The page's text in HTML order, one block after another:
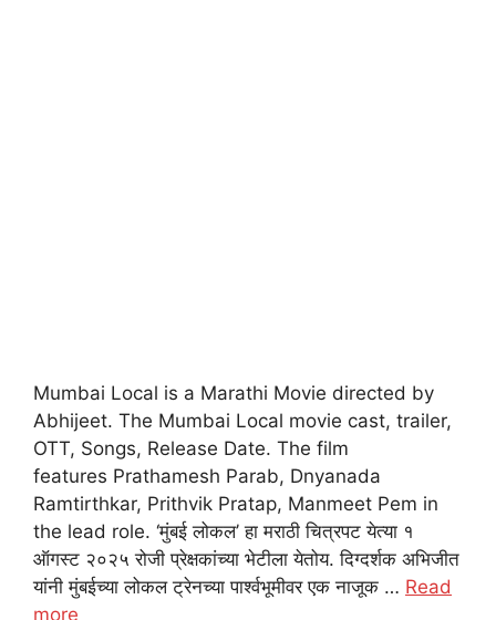
Mumbai Local is a Marathi Movie directed by
Abhijeet. The Mumbai Local movie cast, trailer,
OTT, Songs, Release Date. The film
features Prathamesh Parab, Dnyanada
Ramtirthkar, Prithvik Pratap, Manmeet Pem in
the lead role. ‘मुंबई लोकल’ हा मराठी चित्रपट येत्या १
ऑगस्ट २०२५ रोजी प्रेक्षकांच्या भेटीला येतोय. दिग्दर्शक अभिजीत
यांनी मुंबईच्या लोकल ट्रेनच्या पार्श्वभूमीवर एक नाजूक … Read
more